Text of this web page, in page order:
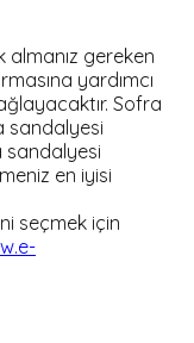
almanız gereken
yardımcı
Sofra
sandalyesi
sandalyesi
en iyisi
seçmek için